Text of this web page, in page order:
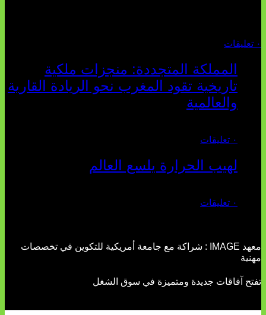
٠ تعليقات
المملكة المتجددة: منجزات ملكية
تاريخية تقود المغرب نحو الريادة القارية
والعالمية
٠ تعليقات
لهيب الحرارة يلسع العالم
٠ تعليقات
معهد IMAGE : شراكة مع جامعة أمريكية للتكوين في تخصصات
مهنية
تفتح آفاقات جديدة ومتميزة في سوق الشغل